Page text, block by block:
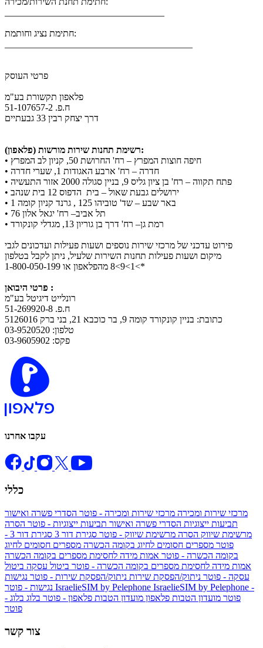
חתימת נציג וחותמת:
פלאפון תקשורת בע"מ
ח.פ. 51-107657-2
דרך יצחק רבין 33 גבעתיים
רשימת תחנות שירות מורשות (פלאפון):
• חיפה חוצות המפרץ – רח' החרושת 50, קניון לב המפרץ
• חדרה – רח' ארבע האגודות 1, שערי חדרה
• באר שבע – שד' טוביהו 125 , גרנד קניון קומה 1
• תל אביב– רח' יגאל אלון 76
• רמת גן– רח' דרך בן גוריון 13, מגדלי קונקורד
פירוט עדכני של מרכזי שירות נוספים ושעות פעילות ועדכונים לגבי
מיקום ושעות פעילות תחנות השירות שלעיל, ניתן לקבל בטלפון
*>1>9>8 מהפלאפון או 1-800-050-199
פרטי היבואן :
ח.פ. 51-269920-8
כתובת: בניין קונקורד קומה 9, בר כוכבא 21, בני ברק 5126016
פקס: 03-9605902
עקבו אחרנו
כללי
מרכזי שירות ומכירה מרכזי שירות ומכירה - פוטר הסדרי פשרה ואישור
תביעות ייצוגיות הסדרי פשרה ואישור תביעות ייצוגיות - פוטר הסרה
מרשימת שיווק הסרה מרשימת שיווק - פוטר סגירת דור 3
סגירת דור 3 -
פוטר מספרים חסומים לחיוג בקומה הכשרה מספרים חסומים לחיוג
בקומה הכשרה - פוטר אמות מידה לחסימת מספרים בקומה הכשרה
אמות מידה לחסימת מספרים בקומה הכשרה - פוטר ביטול עסקה ביטול
עסקה - פוטר ניתוק/הפסקת שירות ניתוק/הפסקת שירות - פוטר נגישות
IsraelieSIM by Pelephone IsraelieSIM by Pelephone -
פוטר מועדון הטבות פלאפון מועדון הטבות פלאפון - פוטר בלוג בלוג -
פוטר
צור קשר